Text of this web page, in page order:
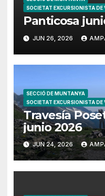
SOCIETAT EXCURSIONISTA
Panticosa
JUN 26, 2026
SECCIÓ DE MUNTANYA
SOCIETAT EXCURSIONISTA
Travesía
junio 2026
JUN 24, 2026